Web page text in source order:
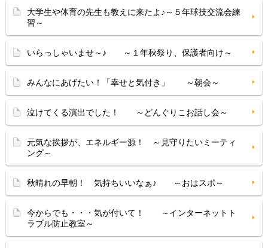
大学生や体育の先生も教えに来たよ♪～５年球技交流会練
習～
いらっしゃいませ～♪ ～１年秋祭り、保護者向け～
みんなにあげたい！「幸せと気付き」 ～朝会～
泣けてくる演出でした！ ～どんぐりこお話し会～
元気な挨拶が、エネルギー源！ ～見守りたいミーティ
ング～
秋晴れの早朝！ 気持ちいいなぁ♪ ～おはスポ～
今からでも・・・気が付いて！ ～インターネットト
ラブル防止教室～